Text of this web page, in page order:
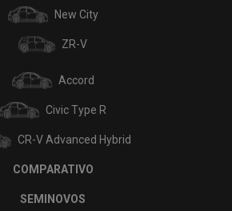
New City
ZR-V
Accord
Civic Type R
CR-V Advanced Hybrid
COMPARATIVO
SEMINOVOS